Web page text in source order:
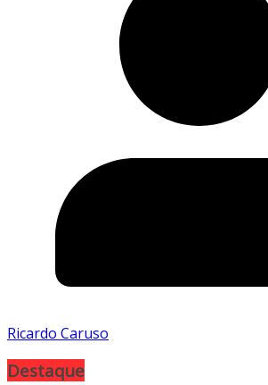
Ricardo Caruso
Destaque